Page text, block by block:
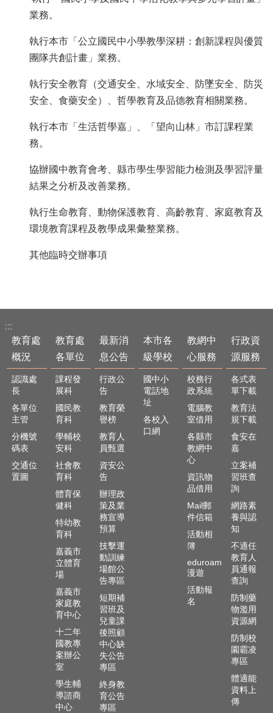
業務。
執行本市「公立國民中小學教學深耕：創新課程與優質
團隊共創計畫」業務。
執行安全教育（交通安全、水域安全、防墜安全、防災
安全、食藥安全）、哲學教育及品德教育相關業務。
執行本市「生活哲學嘉」、「望向山林」市訂課程業
務。
協辦國中教育會考、縣市學生學習能力檢測及學習評量
結果之分析及改善業務。
執行生命教育、動物保護教育、高齡教育、家庭教育及
環境教育課程及教學成果彙整業務。
其他臨時交辦事項
:::
教育處
概況
認識處
長
各單位
主管
分機號
碼表
交通位
置圖
教育處
各單位
課程發
展科
國民教
育科
學輔校
安科
社會教
育科
體育保
健科
特幼教
育科
嘉義市
立體育
場
嘉義市
家庭教
育中心
十二年
國教專
案辦公
室
學生輔
導諮商
中心
最新消
息公告
行政公
告
教育榮
譽榜
教育人
員甄選
資安公
告
辦理政
策及業
務宣導
預算
技擊運
動訓練
場館公
告專區
短期補
習班及
兒童課
後照顧
中心缺
失公告
專區
終身教
育公告
專區
本市各
級學校
國中小
電話地
址
各校入
口網
教網中
心服務
校務行
政系統
電腦教
室借用
各縣市
教網中
心
資訊物
品借用
Mail郵
件信箱
活動相
簿
eduroam
漫遊
活動報
名
行政資
源服務
各式表
單下載
教育法
規下載
食安在
嘉
立案補
習班查
詢
網路素
養與認
知
不適任
教育人
員通報
查詢
防制藥
物濫用
資源網
防制校
園霸凌
專區
體適能
資料上
傳